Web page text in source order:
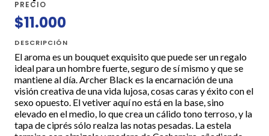
PRECIO
$11.000
DESCRIPCIÓN
El aroma es un bouquet exquisito que puede ser un regalo
ideal para un hombre fuerte, seguro de sí mismo y que se
mantiene al día. Archer Black es la encarnación de una
visión creativa de una vida lujosa, cosas caras y éxito con el
sexo opuesto. El vetiver aquí no está en la base, sino
elevado en el medio, lo que crea un cálido tono terroso, y la
tapa de ciprés sólo realza las notas pesadas. La estela